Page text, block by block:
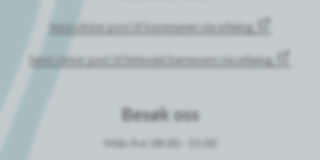
Send sikker post til kommunen via edialog
Send sikker post til Setesdal barnevern via edialog
Besøk oss
Mån-fre: 08:00 - 15:00